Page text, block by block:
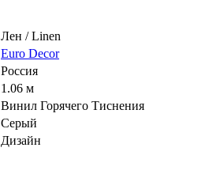
Лен / Linen
Euro Decor
Россия
1.06 м
Винил Горячего Тиснения
Серый
Дизайн